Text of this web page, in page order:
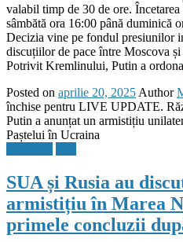
valabil timp de 30 de ore.
sâmbătă ora 16:00 până duminică
Decizia vine pe fondul presiunilor
discuțiilor de pace între Moscova
Potrivit Kremlinului, Putin a
Posted on aprilie 20, 2025 Author
închise pentru LIVE UPDATE.
Putin a anunțat un armistițiu
Paștelui în Ucraina
SUA și Rusia au
armistițiu în Marea
primele concluzii